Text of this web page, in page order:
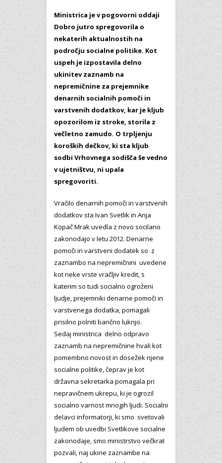
Ministrica je v pogovorni oddaji
Dobro jutro spregovorila o
nekaterih aktualnostih na
področju socialne politike. Kot
uspeh je izpostavila delno
ukinitev zaznamb na
nepremičnine za prejemnike
denarnih socialnih pomoči in
varstvenih dodatkov, kar je kljub
opozorilom iz stroke, storila z
večletno zamudo. O trpljenju
koroških dečkov, ki sta kljub
sodbi Vrhovnega sodišča še vedno
v ujetništvu, ni upala
spregovoriti.
Vračilo denarnih pomoči in varstvenih
dodatkov sta Ivan Svetlik in Anja
Kopač Mrak uvedla z novo socilano
zakonodajo v letu 2012. Denarne
pomoči in varstveni dodatek so z
zaznambo na nepremičnini uvedene
kot neke vrste vračljiv kredit, s
katerim so tudi socialno ogroženi
ljudje, prejemniki denarne pomoči in
varstvenega dodatka, pomagali
prisilno polniti bančno luknjo.
Sedaj ministrica delno odpravo
zaznamb na nepremičnine hvali kot
pomembno novost in dosežek njene
socialne politike, čeprav je kot
državna sekretarka pomagala pri
nepravičnem ukrepu, ki je ogrozil
socialno varnost mnogih ljudi. Socialni
delavci informatorji, ki smo svetovali
ljudem ob uvedbi Svetlikove socialne
zakonodaje, smo ministrstvo večkrat
pozvali, naj ukine zaznambe na